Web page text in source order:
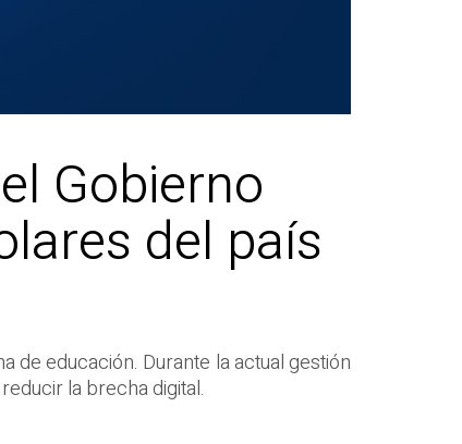
Gobierno
del país
de educación. Durante la actual gestión
la brecha digital.